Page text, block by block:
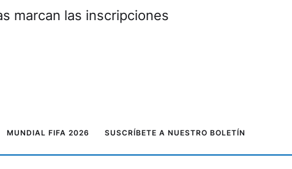
marcan las inscripciones
MUNDIAL FIFA 2026 SUSCRÍBETE A NUESTRO BOLETÍN